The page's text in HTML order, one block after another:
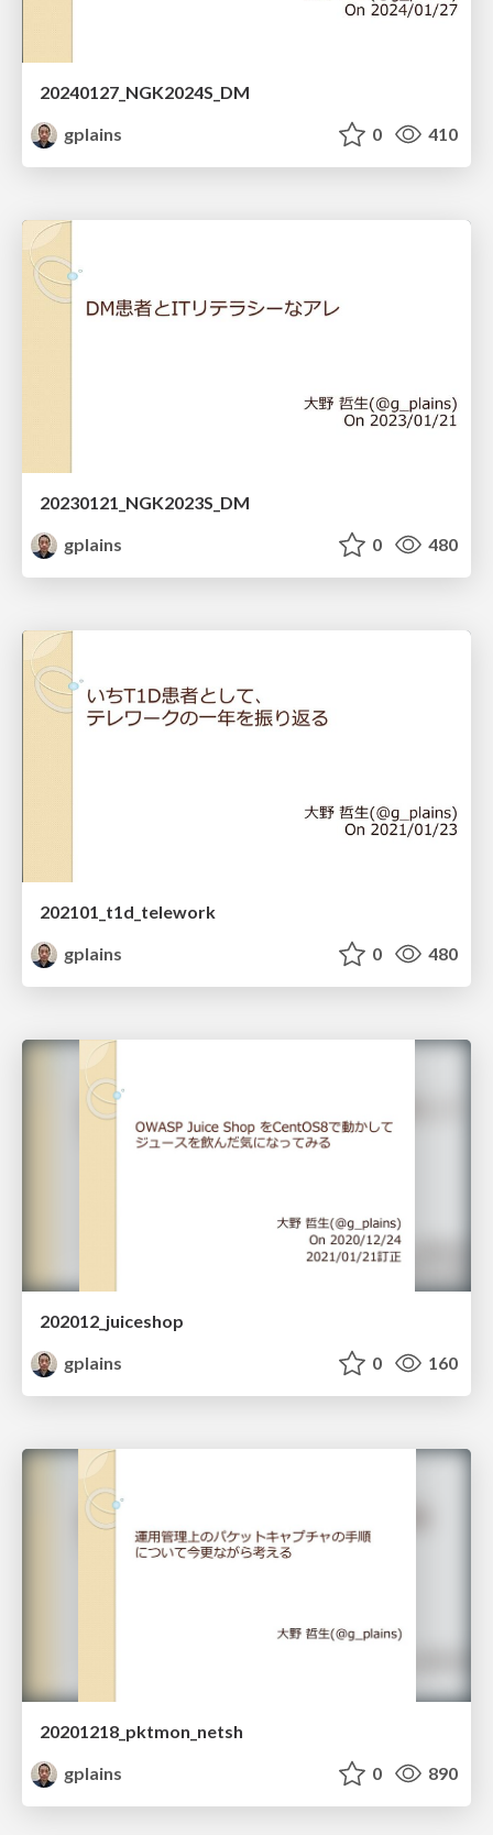
20240127_NGK2024S_DM
gplains
0 410
20230121_NGK2023S_DM
gplains
0 480
202101_t1d_telework
gplains
0 480
202012_juiceshop
gplains
0 160
20201218_pktmon_netsh
gplains
0 890